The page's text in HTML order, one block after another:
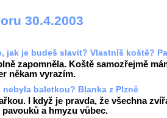
30.4.2003
jak je budeš slavit? Vlastníš koště?
zapomněla. Koště samozřejmě
někam vyrazím.
baletkou? Blanka z Plzně
I když je pravda, že všechna
a hmyzu vůbec.